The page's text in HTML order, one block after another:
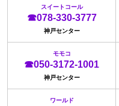
スイートコール
☎078-330-3777
神戸センター
モモコ
☎050-3172-1001
神戸センター
ワールド